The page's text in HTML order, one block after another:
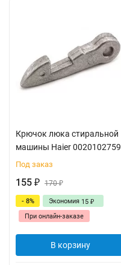
Крючок люка стиральной
машины Haier 0020102759
Под заказ
155 ₽ 170₽
- 8% Экономия 15 ₽
При онлайн-заказе
В корзину